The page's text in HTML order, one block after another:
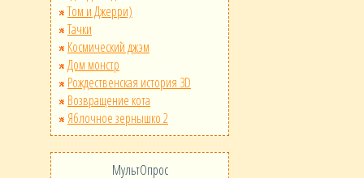
Том и Джерри)
Тачки
Космический джэм
Дом монстр
Рождественская история 3D
Возвращение кота
Яблочное зернышко 2
МультОпрос